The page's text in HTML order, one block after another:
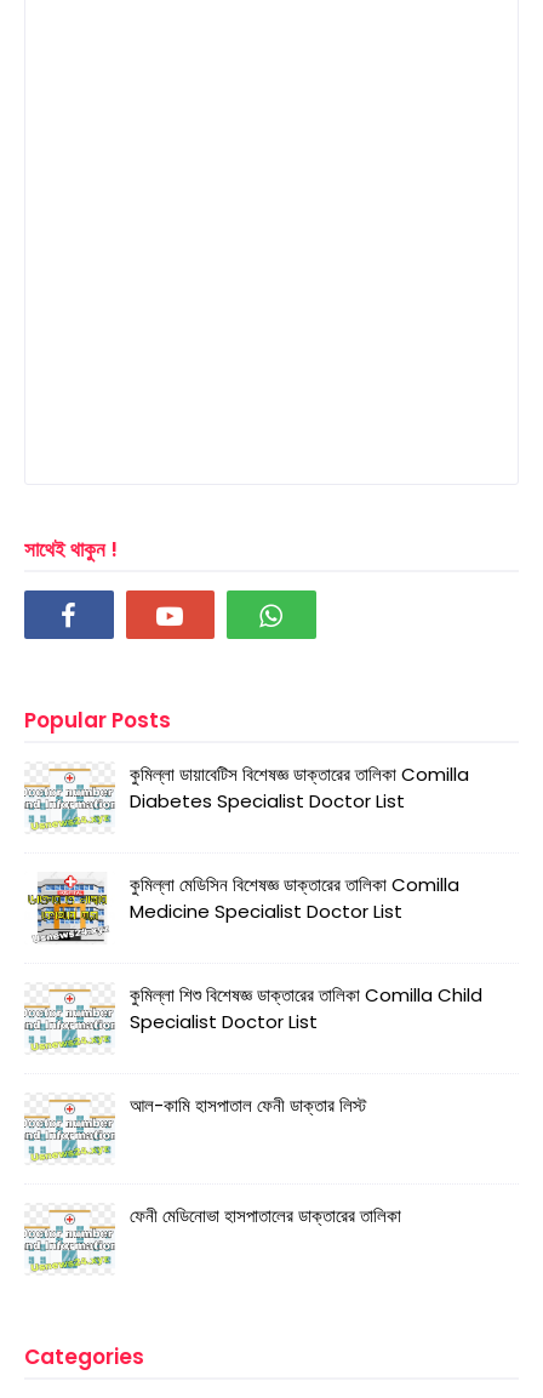
সাথেই থাকুন !
Popular Posts
কুমিল্লা ডায়াবেটিস বিশেষজ্ঞ ডাক্তারের তালিকা Comilla
Diabetes Specialist Doctor List
কুমিল্লা মেডিসিন বিশেষজ্ঞ ডাক্তারের তালিকা Comilla
Medicine Specialist Doctor List
কুমিল্লা শিশু বিশেষজ্ঞ ডাক্তারের তালিকা Comilla Child
Specialist Doctor List
আল-কামি হাসপাতাল ফেনী ডাক্তার লিস্ট
ফেনী মেডিনোভা হাসপাতালের ডাক্তারের তালিকা
Categories